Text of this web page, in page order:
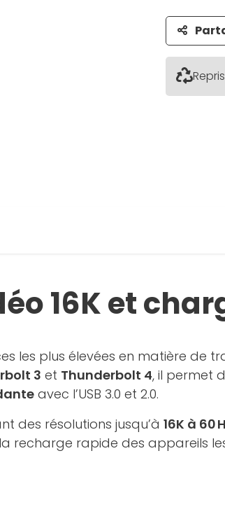
16K et
les plus élevées en matière de
3 et Thunderbolt 4, il permet
avec l’USB 3.0 et 2.0.
des résolutions jusqu’à 16K à 60
recharge rapide des appareils